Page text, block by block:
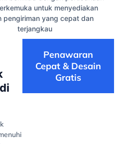
untuk menyediakan
pengiriman yang cepat dan
terjangkau
Penawaran
Cepat & Desain
Gratis